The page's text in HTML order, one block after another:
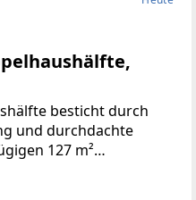
besticht durch
und durchdachte
127 m²
verfügt über 4 helle
sind – perfekt für